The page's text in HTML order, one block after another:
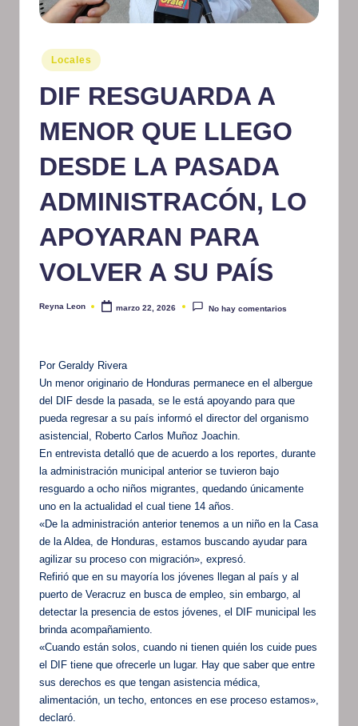
m
at
iv
o
Publicado
en
Locales
DIF RESGUARDA A
MENOR QUE LLEGO
DESDE LA PASADA
ADMINISTRACÓN, LO
APOYARAN PARA
VOLVER A SU PAÍS
Publicado
Reyna Leon marzo 22, 2026 No hay comentarios
Por Geraldy Rivera
Un menor originario de Honduras permanece en el albergue
del DIF desde la pasada, se le está apoyando para que
pueda regresar a su país informó el director del organismo
asistencial, Roberto Carlos Muñoz Joachin.
En entrevista detalló que de acuerdo a los reportes, durante
la administración municipal anterior se tuvieron bajo
resguardo a ocho niños migrantes, quedando únicamente
uno en la actualidad el cual tiene 14 años.
«De la administración anterior tenemos a un niño en la Casa
de la Aldea, de Honduras, estamos buscando ayudar para
agilizar su proceso con migración», expresó.
Refirió que en su mayoría los jóvenes llegan al país y al
puerto de Veracruz en busca de empleo, sin embargo, al
detectar la presencia de estos jóvenes, el DIF municipal les
brinda acompañamiento.
«Cuando están solos, cuando ni tienen quién los cuide pues
el DIF tiene que ofrecerle un lugar. Hay que saber que entre
sus derechos es que tengan asistencia médica,
alimentación, un techo, entonces en ese proceso estamos»,
declaró.